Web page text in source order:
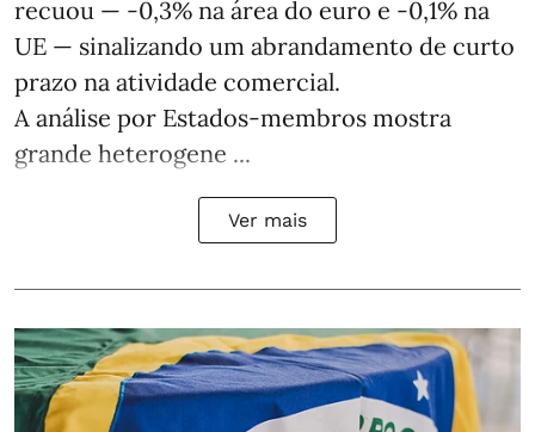
recuou — -0,3% na área do euro e -0,1% na
UE — sinalizando um abrandamento de curto
prazo na atividade comercial.
A análise por Estados‑membros mostra
grande heterogene ...
Ver mais